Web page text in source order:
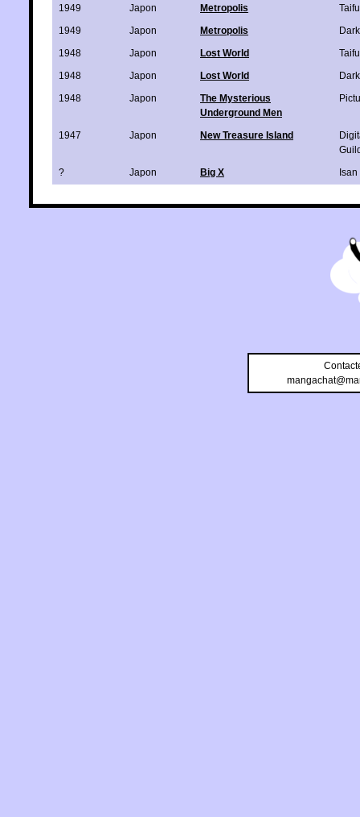
1949
Japon Metropolis
1949
Japon Metropolis
1948
Japon Lost World
1948
Japon Lost World
1948
Japon
The Mysterious
Underground Men
1947 Japon New Treasure Island
?
Japon Big X